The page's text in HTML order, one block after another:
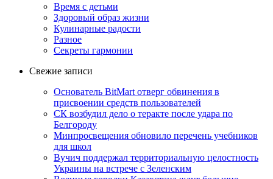
Время с детьми
Здоровый образ жизни
Кулинарные радости
Разное
Секреты гармонии
Свежие записи
Основатель BitMart отверг обвинения в
присвоении средств пользователей
СК возбудил дело о теракте после удара по
Белгороду
Минпросвещения обновило перечень учебников
для школ
Вучич поддержал территориальную целостность
Украины на встрече с Зеленским